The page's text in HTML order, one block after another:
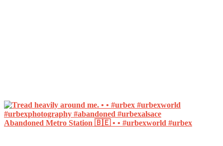
Abandoned Metro Station 🇧🇪 • • #urbexworld #urbex